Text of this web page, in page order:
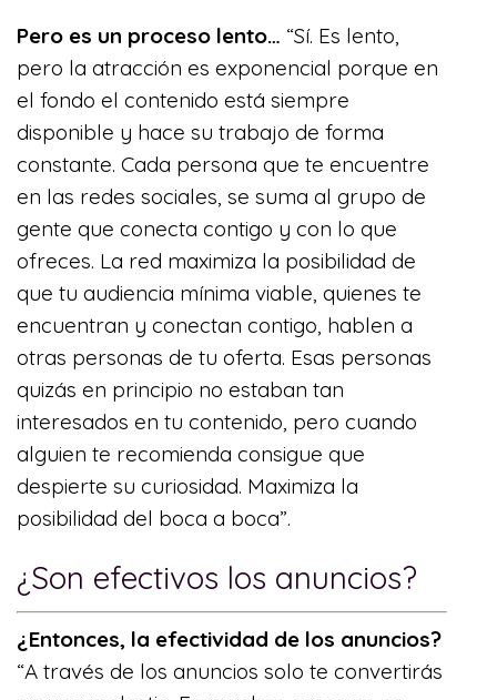
Pero es un proceso lento… “Sí. Es lento,
pero la atracción es exponencial porque en
el fondo el contenido está siempre
disponible y hace su trabajo de forma
constante. Cada persona que te encuentre
en las redes sociales, se suma al grupo de
gente que conecta contigo y con lo que
ofreces. La red maximiza la posibilidad de
que tu audiencia mínima viable, quienes te
encuentran y conectan contigo, hablen a
otras personas de tu oferta. Esas personas
quizás en principio no estaban tan
interesados en tu contenido, pero cuando
alguien te recomienda consigue que
despierte su curiosidad. Maximiza la
posibilidad del boca a boca”.
¿Son efectivos los anuncios?
¿Entonces, la efectividad de los anuncios?
“A través de los anuncios solo te convertirás